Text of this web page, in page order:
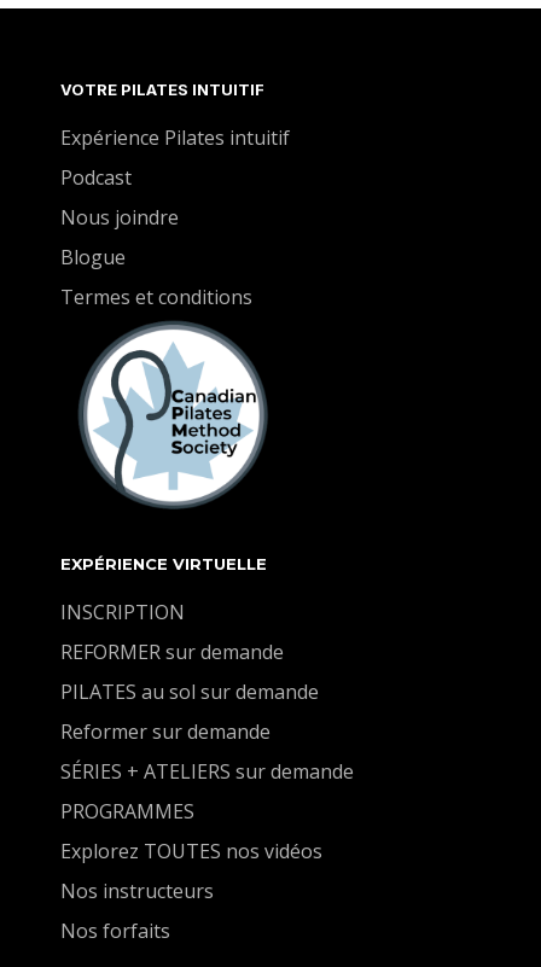
VOTRE PILATES INTUITIF
Expérience Pilates intuitif
Podcast
Nous joindre
Blogue
Termes et conditions
EXPÉRIENCE VIRTUELLE
INSCRIPTION
REFORMER sur demande
PILATES au sol sur demande
Reformer sur demande
SÉRIES + ATELIERS sur demande
PROGRAMMES
Explorez TOUTES nos vidéos
Nos instructeurs
Nos forfaits